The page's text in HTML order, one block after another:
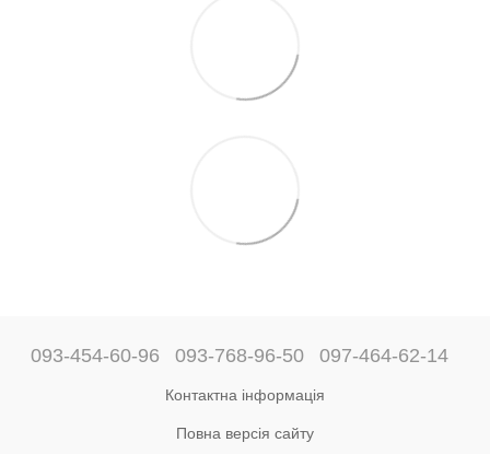
093-454-60-96 093-768-96-50 097-464-62-14
Контактна інформація
Повна версія сайту